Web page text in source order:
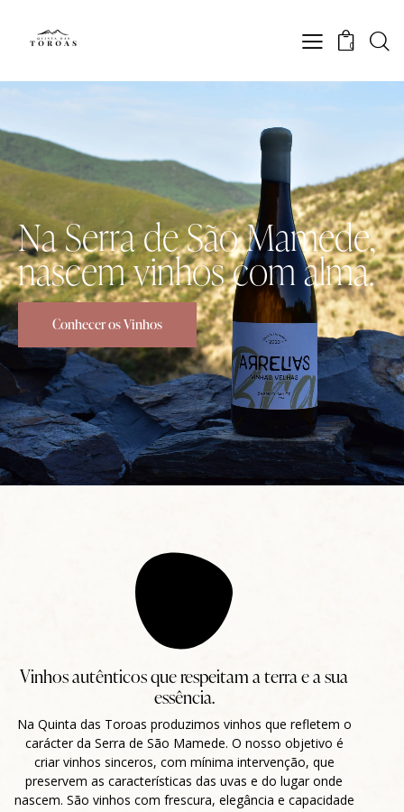
0
NaSerradeSãoMamede,
nascemvinhoscomalma.
Conhecer os Vinhos
Vinhos autênticos que respeitam a terra e a sua
essência.
Na Quinta das Toroas produzimos vinhos que refletem o
carácter da Serra de São Mamede. O nosso objetivo é
criar vinhos sinceros, com mínima intervenção, que
preservem as características das uvas e do lugar onde
nascem. São vinhos com frescura, elegância e capacidade